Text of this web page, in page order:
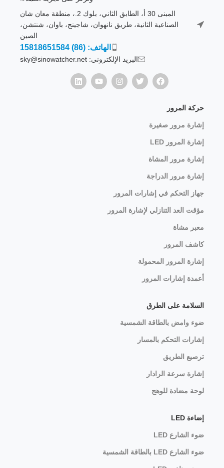
المبنى 30 أ، الطابق الثاني، بلوك 2.، منطقة معان شان
الصناعية الثانية، طريق نانهوان، شاجينج، باوان، شنتشن،
الصين
الهاتف: (86) 15818651584
البريد الإلكتروني: sky@sinowatcher.net
حركة المرور
إشارة مرور صغيرة
إشارة المرور LED
إشارة مرور المشاة
إشارة مرور الدراجة
جهاز التحكم في إشارات المرور
مؤقت العد التنازلي لإشارة المرور
معبر مشاة
كاشف المرور
إشارة المرور المحمولة
أعمدة إشارات المرور
السلامة على الطرق
ضوء وامض بالطاقة الشمسية
إشارات التحكم بالمسار
ترصيع الطريق
إشارة سرعة الرادار
لوحة مضادة للوهج
إضاءة LED
ضوء الشارع LED
ضوء الشارع LED بالطاقة الشمسية